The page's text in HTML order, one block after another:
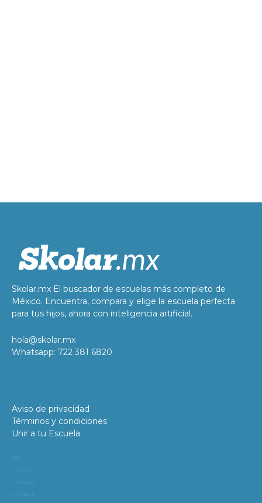
Skolar.mx El buscador de escuelas más completo de
México. Encuentra, compara y elige la escuela perfecta
para tus hijos, ahora con inteligencia artificial.
hola@skolar.mx
Whatsapp: 722 381 6820
Aviso de privacidad
Términos y condiciones
Unir a tu Escuela